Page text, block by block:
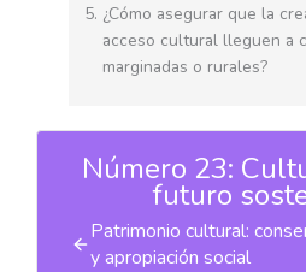
¿Cómo asegurar que la
acceso cultural lleguen a
marginadas o rurales?
Número 23:
futuro
Patrimonio cultural:
y apropiación social